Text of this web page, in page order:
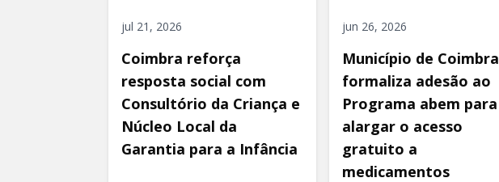
jul 21, 2026
Coimbra reforça
resposta social com
Consultório da Criança e
Núcleo Local da
Garantia para a Infância
jun 26, 2026
Município de Coimbra
formaliza adesão ao
Programa abem para
alargar o acesso
gratuito a
medicamentos